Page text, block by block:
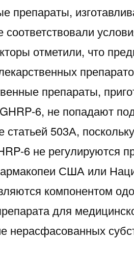
препараты,
отметили, что
препараты,
6, не попадают
503А,
6 не регулируются
США или
компонентом
для
нерасфасованных